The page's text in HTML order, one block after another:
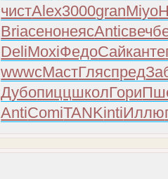
чистAlex3000granMiyo
BriaсенонеясAntiсвеч
DeliMoxiФедоСайканте
wwwcМастГляспред
ДубопиццшколГори
AntiComiTANKintiИллю